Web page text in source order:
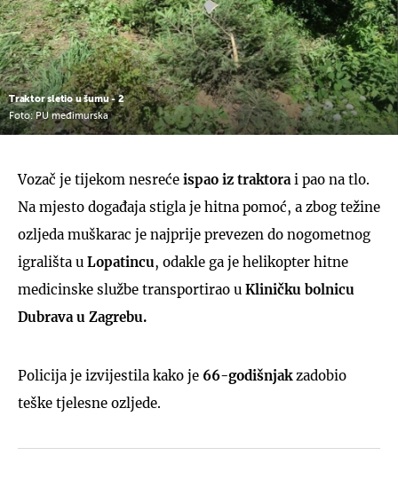
Traktor sletio u šumu - 2
Foto: PU međimurska
Vozač je tijekom nesreće ispao iz traktorai pao na tlo.
Na mjesto događaja stigla je hitna pomoć, a zbog težine
ozljeda muškarac je najprije prevezen do nogometnog
igrališta u Lopatincu, odakle ga je helikopter hitne
medicinske službe transportirao u Kliničku bolnicu
Dubrava u Zagrebu.
Policija je izvijestila kako je 66-godišnjakzadobio
teške tjelesne ozljede.